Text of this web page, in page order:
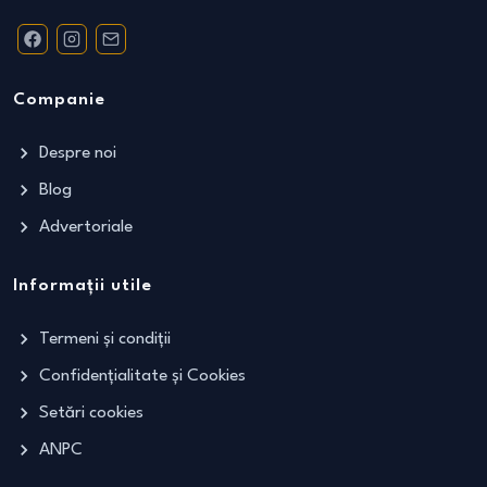
Companie
Despre noi
Blog
Advertoriale
Informații utile
Termeni și condiții
Confidențialitate și Cookies
Setări cookies
ANPC